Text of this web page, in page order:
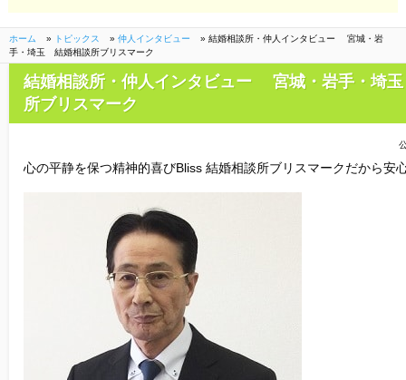
る質問
開業支援
相談室からのよくある質問
ホーム » トピックス » 仲人インタビュー » 結婚相談所・仲人インタビュー 宮城・岩
手・埼玉 結婚相談所ブリスマーク
結婚相談所・仲人インタビュー 宮城・岩手・埼
所ブリスマーク
心の平静を保つ精神的喜びBliss 結婚相談所ブリスマークだから安